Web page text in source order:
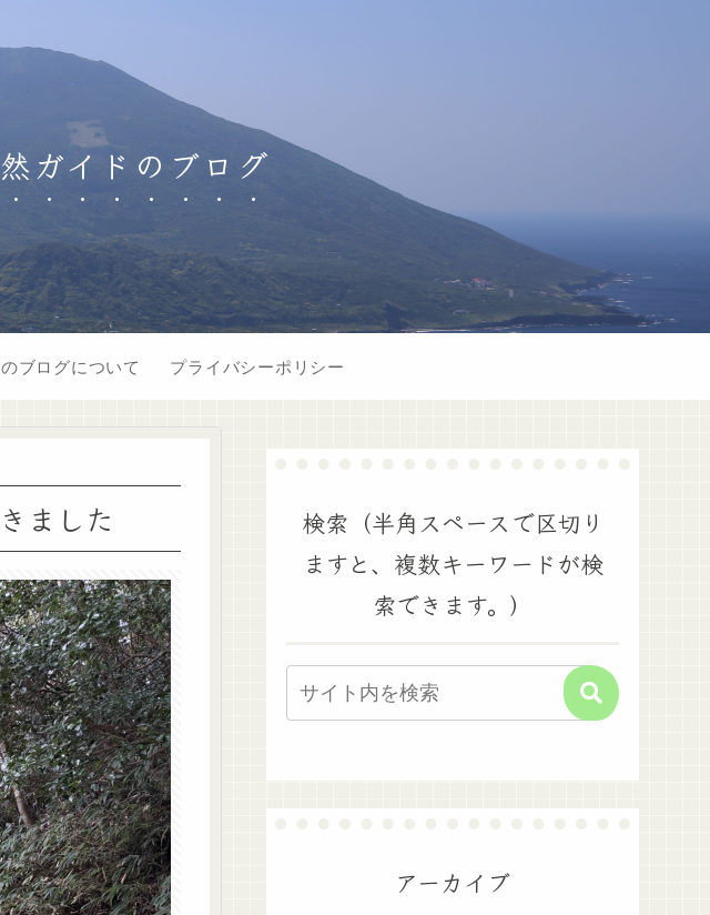
ガイドのブログ
ブログについて プライバシーポリシー
ました
検索（半角スペースで区切り
ますと、複数キーワードが検
索できます。）
アーカイブ